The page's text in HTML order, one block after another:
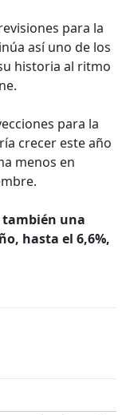
para la
así uno de los
historia al ritmo
para la
crecer este año
menos en
también una
hasta el 6,6%,